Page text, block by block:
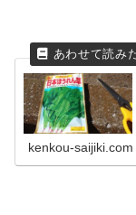
kenkou-saijiki.com